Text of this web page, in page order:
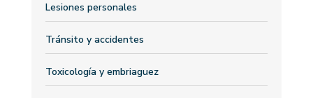
Lesiones personales
Tránsito y accidentes
Toxicología y embriaguez